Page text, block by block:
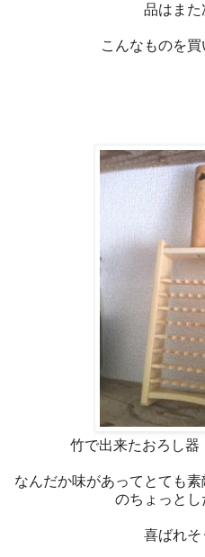
品はまた
こんなものを買
竹で出来たおろし器
なんだか味があってとても
のちょっとし
喜ばれそ